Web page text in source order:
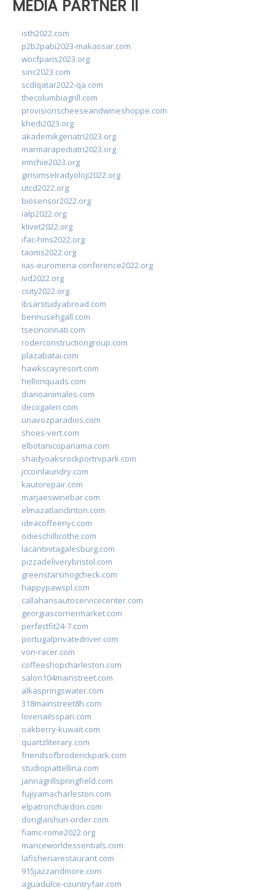
MEDIA PARTNER II
isth2022.com
p2b2pabi2023-makassar.com
wocfparis2023.org
sinc2023.com
scdlqatar2022-qa.com
thecolumbiagrill.com
provisionscheeseandwineshoppe.com
khedi2023.org
akademikgeriatri2023.org
marmarapediatri2023.org
emchie2023.org
girisimselradyoloji2022.org
utcd2022.org
biosensor2022.org
ialp2022.org
klivet2022.org
ifac-hms2022.org
taoms2022.org
iias-euromena-conference2022.org
ivd2022.org
csity2022.org
ibsarstudyabroad.com
bennusehgall.com
tsecincinnati.com
roderconstructiongroup.com
plazabatai.com
hawkscayresort.com
hellonquads.com
diarioanimales.com
decogaleri.com
unavozparadios.com
shoes-vert.com
elbotanicopanama.com
shadyoaksrockportrvpark.com
jccoinlaundry.com
kautorepair.com
marjaeswinebar.com
elmazatlanclinton.com
ideacoffeenyc.com
odieschillicothe.com
lacantinitagalesburg.com
pizzadeliverybristol.com
greenstarsmogcheck.com
happypawspl.com
callahansautoservicecenter.com
georgiascornermarket.com
perfectfit24-7.com
portugalprivatedriver.com
von-racer.com
coffeeshopcharleston.com
salon104mainstreet.com
alkaspringswater.com
318mainstreet8h.com
lovenailsspari.com
oakberry-kuwait.com
quartzliterary.com
friendsofbroderickpark.com
studiopiattellina.com
jannagrillspringfield.com
fujiyamacharleston.com
elpatronchardon.com
donglaishun-order.com
fiamc-rome2022.org
mariceworldessentials.com
lafisheriarestaurant.com
915jazzandmore.com
aguadulce-countryfair.com